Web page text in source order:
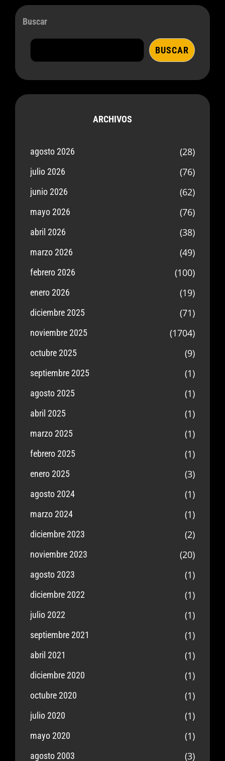
Buscar
BUSCAR
ARCHIVOS
agosto 2026 (28)
julio 2026 (76)
junio 2026 (62)
mayo 2026 (76)
abril 2026 (38)
marzo 2026 (49)
febrero 2026 (100)
enero 2026 (19)
diciembre 2025 (71)
noviembre 2025 (1704)
octubre 2025 (9)
septiembre 2025 (1)
agosto 2025 (1)
abril 2025 (1)
marzo 2025 (1)
febrero 2025 (1)
enero 2025 (3)
agosto 2024 (1)
marzo 2024 (1)
diciembre 2023 (2)
noviembre 2023 (20)
agosto 2023 (1)
diciembre 2022 (1)
julio 2022 (1)
septiembre 2021 (1)
abril 2021 (1)
diciembre 2020 (1)
octubre 2020 (1)
julio 2020 (1)
mayo 2020 (1)
agosto 2003 (3)